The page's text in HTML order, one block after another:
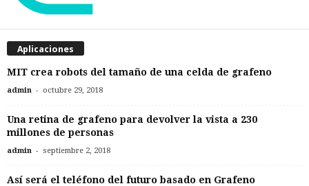
Aplicaciones
MIT crea robots del tamaño de una celda de grafeno
admin - octubre 29, 2018
Una retina de grafeno para devolver la vista a 230
millones de personas
admin - septiembre 2, 2018
Así será el teléfono del futuro basado en Grafeno